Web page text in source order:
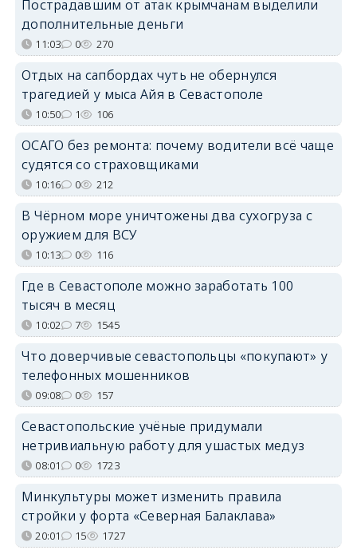
Пострадавшим от атак крымчанам выделили
дополнительные деньги
11:03 0 270
Отдых на сапбордах чуть не обернулся
трагедией у мыса Айя в Севастополе
10:50 1 106
ОСАГО без ремонта: почему водители всё чаще
судятся со страховщиками
10:16 0 212
В Чёрном море уничтожены два сухогруза с
оружием для ВСУ
10:13 0 116
Где в Севастополе можно заработать 100
тысяч в месяц
10:02 7 1545
Что доверчивые севастопольцы «покупают» у
телефонных мошенников
09:08 0 157
Севастопольские учёные придумали
нетривиальную работу для ушастых медуз
08:01 0 1723
Минкультуры может изменить правила
стройки у форта «Северная Балаклава»
20:01 15 1727